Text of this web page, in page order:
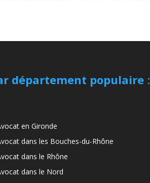
département populaire:
en Gironde
dans les Bouches-du-Rhône
dans le Rhône
dans le Nord